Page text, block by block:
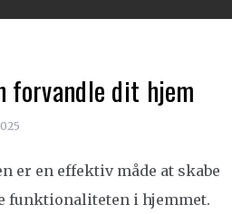
forvandle dit hjem
er en effektiv måde at skabe
funktionaliteten i hjemmet.